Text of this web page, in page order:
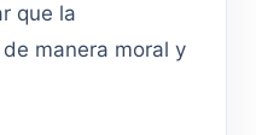
que la
manera moral y